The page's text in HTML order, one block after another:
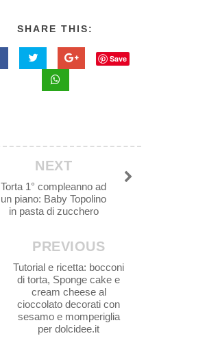
SHARE THIS:
Save
NEXT
Torta 1° compleanno ad
un piano: Baby Topolino
in pasta di zucchero
PREVIOUS
Tutorial e ricetta: bocconi
di torta, Sponge cake e
cream cheese al
cioccolato decorati con
sesamo e momperiglia
per dolcidee.it